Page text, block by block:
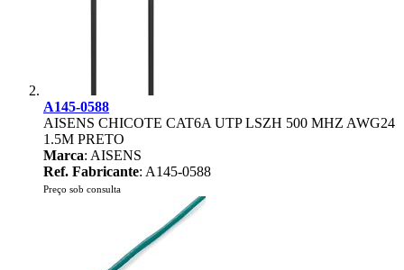
A145-0588
AISENS CHICOTE CAT6A UTP LSZH 500 MHZ AWG24
1.5M PRETO
Marca: AISENS
Ref. Fabricante: A145-0588
Preço sob consulta